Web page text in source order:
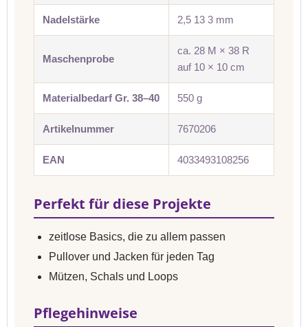
Nadelstärke 2,5 13 3 mm
Maschenprobe
ca. 28 M × 38 R
auf 10 × 10 cm
Materialbedarf Gr. 38–40 550 g
Artikelnummer 7670206
EAN 4033493108256
Perfekt für diese Projekte
zeitlose Basics, die zu allem passen
Pullover und Jacken für jeden Tag
Mützen, Schals und Loops
Pflegehinweise